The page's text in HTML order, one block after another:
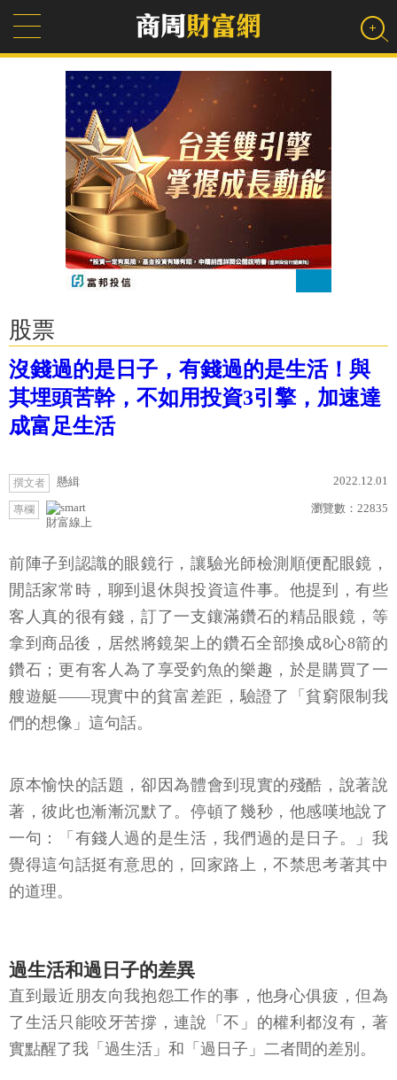
股票
沒錢過的是日子，有錢過的是生活！與
其埋頭苦幹，不如用投資3引擎，加速達
成富足生活
撰文者 懸緝 2022.12.01
專欄
財富線上
瀏覽數： 22835
前陣子到認識的眼鏡行，讓驗光師檢測順便配眼鏡，
閒話家常時，聊到退休與投資這件事。他提到，有些
客人真的很有錢，訂了一支鑲滿鑽石的精品眼鏡，等
拿到商品後，居然將鏡架上的鑽石全部換成8心8箭的
鑽石；更有客人為了享受釣魚的樂趣，於是購買了一
艘遊艇——現實中的貧富差距，驗證了「貧窮限制我
們的想像」這句話。
原本愉快的話題，卻因為體會到現實的殘酷，說著說
著，彼此也漸漸沉默了。停頓了幾秒，他感嘆地說了
一句：「有錢人過的是生活，我們過的是日子。」我
覺得這句話挺有意思的，回家路上，不禁思考著其中
的道理。
過生活和過日子的差異
直到最近朋友向我抱怨工作的事，他身心俱疲，但為
了生活只能咬牙苦撐，連說「不」的權利都沒有，著
實點醒了我「過生活」和「過日子」二者間的差別。